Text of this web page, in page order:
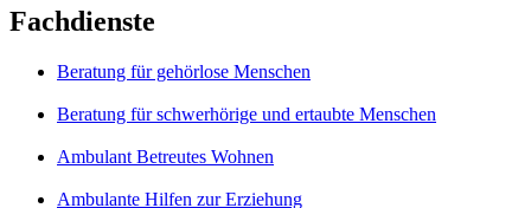
Fachdienste
Beratung für gehörlose Menschen
Beratung für schwerhörige und ertaubte Menschen
Ambulant Betreutes Wohnen
Ambulante Hilfen zur Erziehung